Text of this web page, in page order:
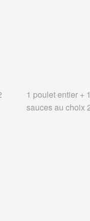
1 poulet entier +
sauces au choix